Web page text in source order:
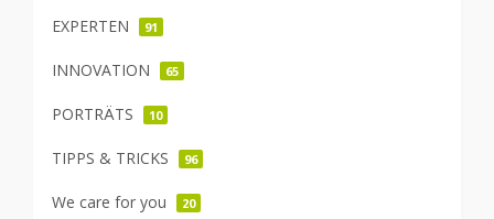
EXPERTEN 91
INNOVATION 65
PORTRÄTS 10
TIPPS & TRICKS 96
We care for you 20